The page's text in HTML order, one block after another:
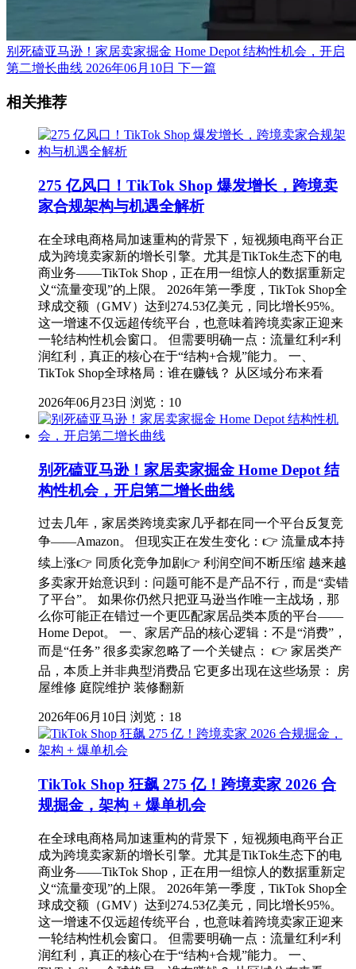
别死磕亚马逊！家居卖家掘金 Home Depot 结构性机会，开启
第二增长曲线 2026年06月10日 下一篇
相关推荐
275 亿风口！TikTok Shop 爆发增长，跨境卖
家合规架构与机遇全解析
在全球电商格局加速重构的背景下，短视频电商平台正
成为跨境卖家新的增长引擎。尤其是TikTok生态下的电
商业务——TikTok Shop，正在用一组惊人的数据重新定
义“流量变现”的上限。 2026年第一季度，TikTok Shop全
球成交额（GMV）达到274.53亿美元，同比增长95%。
这一增速不仅远超传统平台，也意味着跨境卖家正迎来
一轮结构性机会窗口。 但需要明确一点：流量红利≠利
润红利，真正的核心在于“结构+合规”能力。 一、
TikTok Shop全球格局：谁在赚钱？ 从区域分布来看
2026年06月23日 浏览：10
别死磕亚马逊！家居卖家掘金 Home Depot 结
构性机会，开启第二增长曲线
过去几年，家居类跨境卖家几乎都在同一个平台反复竞
争——Amazon。 但现实正在发生变化：👉 流量成本持
续上涨👉 同质化竞争加剧👉 利润空间不断压缩 越来越
多卖家开始意识到：问题可能不是产品不行，而是“卖错
了平台”。 如果你仍然只把亚马逊当作唯一主战场，那
么你可能正在错过一个更匹配家居品类本质的平台——
Home Depot。 一、家居产品的核心逻辑：不是“消费”，
而是“任务” 很多卖家忽略了一个关键点： 👉 家居类产
品，本质上并非典型消费品 它更多出现在这些场景： 房
屋维修 庭院维护 装修翻新
2026年06月10日 浏览：18
TikTok Shop 狂飙 275 亿！跨境卖家 2026 合
规掘金，架构 + 爆单机会
在全球电商格局加速重构的背景下，短视频电商平台正
成为跨境卖家新的增长引擎。尤其是TikTok生态下的电
商业务——TikTok Shop，正在用一组惊人的数据重新定
义“流量变现”的上限。 2026年第一季度，TikTok Shop全
球成交额（GMV）达到274.53亿美元，同比增长95%。
这一增速不仅远超传统平台，也意味着跨境卖家正迎来
一轮结构性机会窗口。 但需要明确一点：流量红利≠利
润红利，真正的核心在于“结构+合规”能力。 一、